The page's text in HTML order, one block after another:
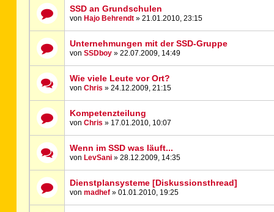
SSD an Grundschulen
von Hajo Behrendt » 21.01.2010, 23:15
Unternehmungen mit der SSD-Gruppe
vonSSDboy » 22.07.2009, 14:49
Wie viele Leute vor Ort?
vonChris » 24.12.2009, 21:15
Kompetenzteilung
vonChris » 17.01.2010, 10:07
Wenn im SSD was läuft...
von LevSani » 28.12.2009, 14:35
Dienstplansysteme [Diskussionsthread]
vonmadhef » 01.01.2010, 19:25